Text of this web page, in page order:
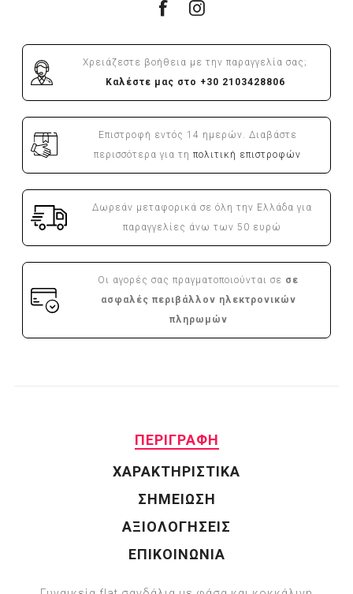
Χρειάζεστε βοήθεια με την παραγγελία σας;
Καλέστε μας στο +30 2103428806
Επιστροφή εντός 14 ημερών. Διαβάστε
περισσότερα για τηπολιτική επιστροφών
Δωρεάν μεταφορικά σε όλη την Ελλάδα για
παραγγελίες άνω των 50 ευρώ
Οι αγορές σας πραγματοποιούνται σε σε
ασφαλές περιβάλλον ηλεκτρονικών
πληρωμών
ΠΕΡΙΓΡΑΦΗ
ΧΑΡΑΚΤΗΡΙΣΤΙΚΑ
ΣΗΜΕΙΩΣΗ
ΑΞΙΟΛΟΓΗΣΕΙΣ
ΕΠΙΚΟΙΝΩΝΙΑ